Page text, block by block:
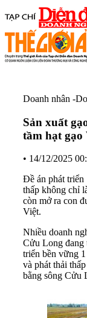
Doanh nhân -
Sản xuất
tầm hạt gạo
• 14/12/2025
Đề án phát triển
thấp không chỉ
còn mở ra con
Việt.
Nhiều doanh
Cửu Long đang
triển bền vững
và phát thải
bằng sông Cửu